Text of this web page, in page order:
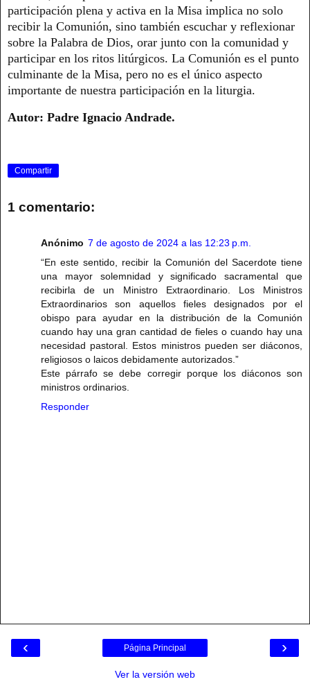
participación plena y activa en la Misa implica no solo
recibir la Comunión, sino también escuchar y reflexionar
sobre la Palabra de Dios, orar junto con la comunidad y
participar en los ritos litúrgicos. La Comunión es el punto
culminante de la Misa, pero no es el único aspecto
importante de nuestra participación en la liturgia.
Autor: Padre Ignacio Andrade.
Compartir
1 comentario:
Anónimo 7 de agosto de 2024 a las 12:23 p.m.
“En este sentido, recibir la Comunión del Sacerdote tiene
una mayor solemnidad y significado sacramental que
recibirla de un Ministro Extraordinario. Los Ministros
Extraordinarios son aquellos fieles designados por el
obispo para ayudar en la distribución de la Comunión
cuando hay una gran cantidad de fieles o cuando hay una
necesidad pastoral. Estos ministros pueden ser diáconos,
religiosos o laicos debidamente autorizados.”
Este párrafo se debe corregir porque los diáconos son
ministros ordinarios.
Responder
‹ ›
Página Principal
Ver la versión web